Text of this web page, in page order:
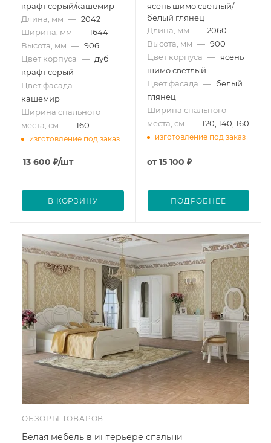
крафт серый/кашемир
Длина, мм — 2042
Ширина, мм — 1644
Высота, мм — 906
Цвет корпуса — дуб
крафт серый
Цвет фасада —
кашемир
Ширина спального
места, см — 160
изготовление под заказ
13 600 ₽/шт
В КОРЗИНУ
ясень шимо светлый/
белый глянец
Длина, мм — 2060
Высота, мм — 900
Цвет корпуса — ясень
шимо светлый
Цвет фасада — белый
глянец
Ширина спального
места, см — 120, 140, 160
изготовление под заказ
от15 100 ₽
ПОДРОБНЕЕ
ОБЗОРЫ ТОВАРОВ
Белая мебель в интерьере спальни